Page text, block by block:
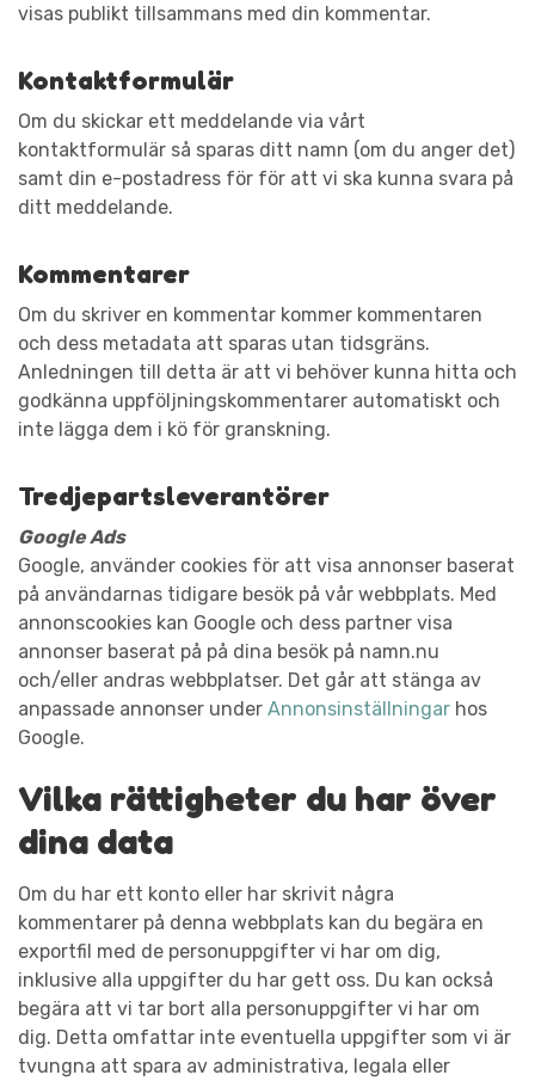
visas publikt tillsammans med din kommentar.
Kontaktformulär
Om du skickar ett meddelande via vårt
kontaktformulär så sparas ditt namn (om du anger det)
samt din e-postadress för för att vi ska kunna svara på
ditt meddelande.
Kommentarer
Om du skriver en kommentar kommer kommentaren
och dess metadata att sparas utan tidsgräns.
Anledningen till detta är att vi behöver kunna hitta och
godkänna uppföljningskommentarer automatiskt och
inte lägga dem i kö för granskning.
Tredjepartsleverantörer
Google Ads
Google, använder cookies för att visa annonser baserat
på användarnas tidigare besök på vår webbplats. Med
annonscookies kan Google och dess partner visa
annonser baserat på på dina besök på namn.nu
och/eller andras webbplatser. Det går att stänga av
anpassade annonser under Annonsinställningar hos
Google.
Vilka rättigheter du har över
dina data
Om du har ett konto eller har skrivit några
kommentarer på denna webbplats kan du begära en
exportfil med de personuppgifter vi har om dig,
inklusive alla uppgifter du har gett oss. Du kan också
begära att vi tar bort alla personuppgifter vi har om
dig. Detta omfattar inte eventuella uppgifter som vi är
tvungna att spara av administrativa, legala eller